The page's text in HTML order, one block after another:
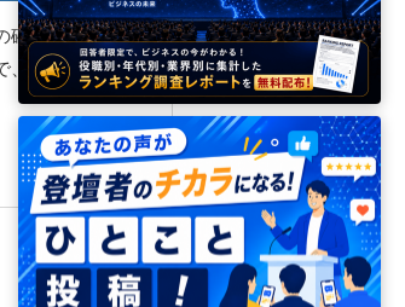
確認・調整を
、お早めにご